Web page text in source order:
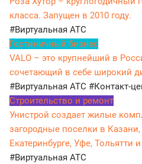
класса. Запущен в 2010 году.
#Виртуальная АТС
Гостиничный бизнес
VALO – это крупнейший в
сочетающий в себе широкий
#Виртуальная АТС #Контакт-
Строительство и ремонт
Унистрой создает жилые
загородные поселки в Казани,
Екатеринбурге, Уфе, Тольятти
#Виртуальная АТС